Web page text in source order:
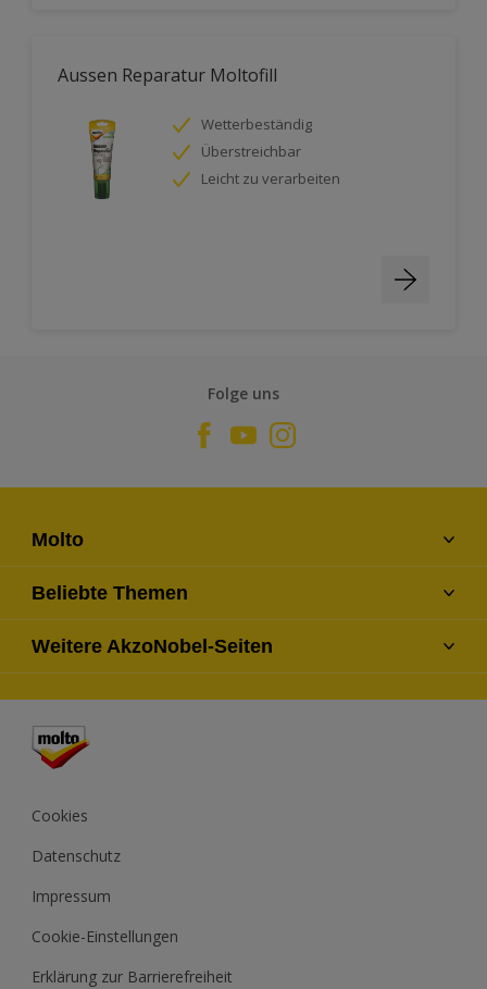
Aussen Reparatur Moltofill
Wetterbeständig
Überstreichbar
Leicht zu verarbeiten
Folge uns
Molto
Kontaktiere uns
Finde einen Händler
Über uns
Beliebte Themen
Farben
Fragen und Antworten
Lexikon
Weitere AkzoNobel-Seiten
Hammerite
Xyladecor
Cookies
Datenschutz
Impressum
Cookie-Einstellungen
Erklärung zur Barrierefreiheit